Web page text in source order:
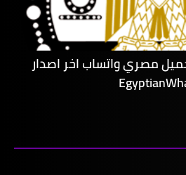
مصري واتساب اخر اصدار